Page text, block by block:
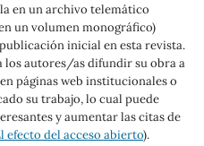
en un archivo telemático
un volumen monográfico)
inicial en esta revista.
los autores/as difundir su obra a
páginas web institucionales o
su trabajo, lo cual puede
y aumentar las citas de
efecto del acceso abierto).